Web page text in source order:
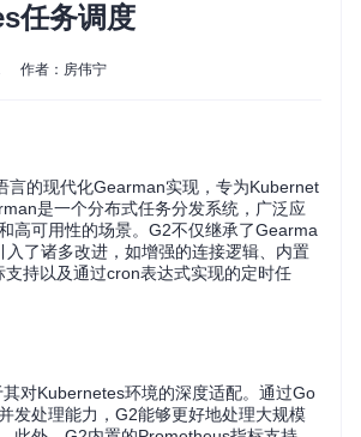
任务调度
作者：房伟宁
言的现代化Gearman实现，专为Kubernet
是一个分布式任务分发系统，广泛应
高可用性的场景。G2不仅继承了Gearma
入了诸多改进，如增强的连接逻辑、内置
持以及通过cron表达式实现的定时任
对Kubernetes环境的深度适配。通过Go
发处理能力，G2能够更好地处理大规模